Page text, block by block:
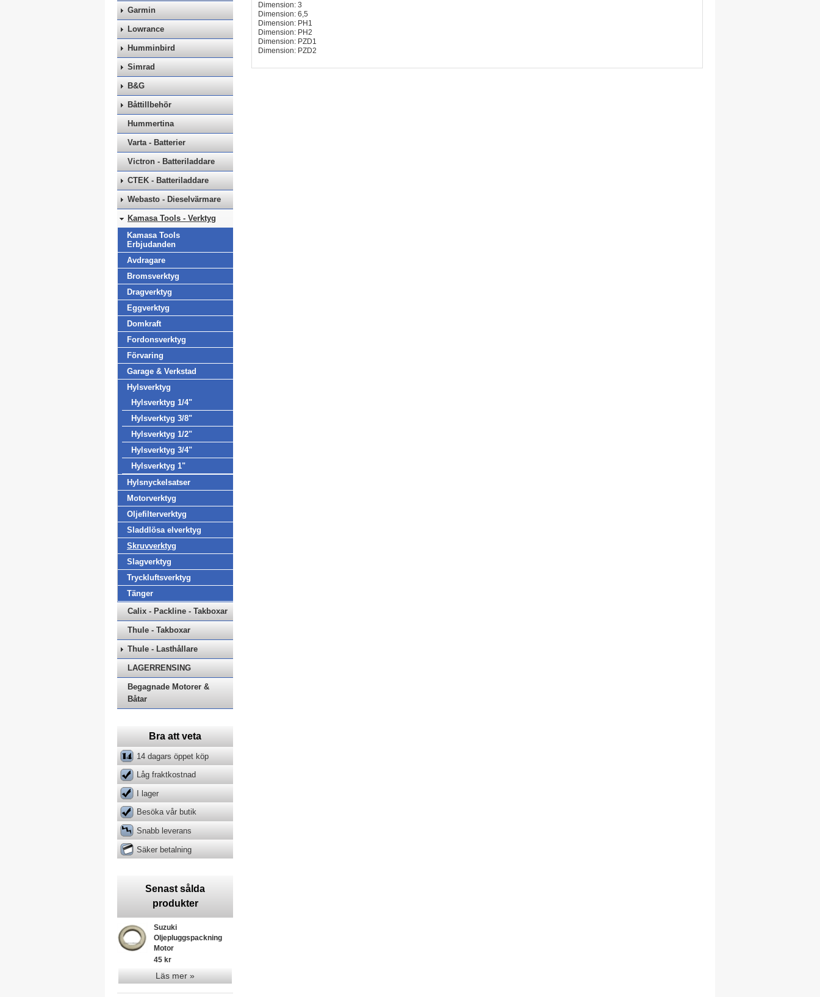
Garmin
Lowrance
Humminbird
Simrad
B&G
Båttillbehör
Hummertina
Varta - Batterier
Victron - Batteriladdare
CTEK - Batteriladdare
Webasto - Dieselvärmare
Kamasa Tools - Verktyg
Kamasa Tools
Erbjudanden
Avdragare
Bromsverktyg
Dragverktyg
Eggverktyg
Domkraft
Fordonsverktyg
Förvaring
Garage & Verkstad
Hylsverktyg
Hylsverktyg 1/4"
Hylsverktyg 3/8"
Hylsverktyg 1/2"
Hylsverktyg 3/4"
Hylsverktyg 1"
Hylsnyckelsatser
Motorverktyg
Oljefilterverktyg
Sladdlösa elverktyg
Skruvverktyg
Slagverktyg
Tryckluftsverktyg
Tänger
Calix - Packline - Takboxar
Thule - Takboxar
Thule - Lasthållare
LAGERRENSING
Begagnade Motorer &
Båtar
Bra att veta
14 dagars öppet köp
Låg fraktkostnad
I lager
Besöka vår butik
Snabb leverans
Säker betalning
Dimension: 3
Dimension: 6,5
Dimension: PH1
Dimension: PH2
Dimension: PZD1
Dimension: PZD2
Senast sålda
produkter
Suzuki
Oljepluggspackning
Motor
45 kr
Läs mer »